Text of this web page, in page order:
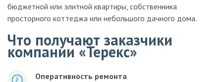
бюджетной или элитной квартиры, собственника
просторного коттеджа или небольшого дачного дома.
Что получают заказчики
компании «Терекс»
Оперативность ремонта